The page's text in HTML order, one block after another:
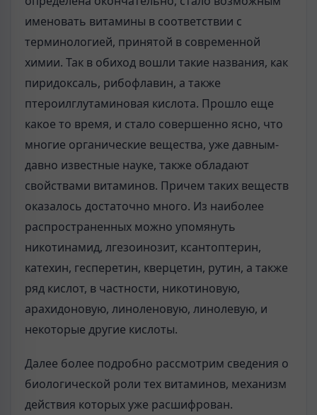
именовать витамины в соответствии с
терминологией, принятой в современной
химии. Так в обиход вошли такие названия, как
пиридоксаль, рибофлавин, а также
птероилглутаминовая кислота. Прошло еще
какое то время, и стало совершенно ясно, что
многие органические вещества, уже давным-
давно известные науке, также обладают
свойствами витаминов. Причем таких веществ
оказалось достаточно много. Из наиболее
распространенных можно упомянуть
никотинамид, лгезоинозит, ксантоптерин,
катехин, гесперетин, кверцетин, рутин, а также
ряд кислот, в частности, никотиновую,
арахидоновую, линоленовую, линолевую, и
некоторые другие кислоты.
Далее более подробно рассмотрим сведения о
биологической роли тех витаминов, механизм
действия которых уже расшифрован.